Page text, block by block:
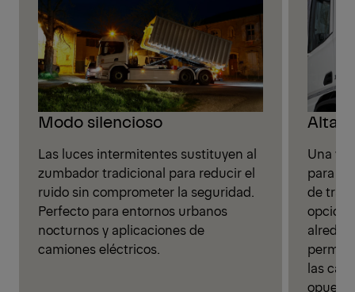
Modo silencioso
Las luces intermitentes sustituyen al
zumbador tradicional para reducir el
ruido sin comprometer la seguridad.
Perfecto para entornos urbanos
nocturnos y aplicaciones de
camiones eléctricos.
Alta
Una
para
de
las